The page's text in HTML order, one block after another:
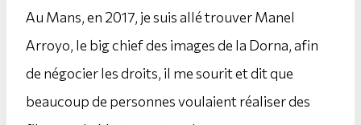
Au Mans, en 2017, je suis allé trouver Manel
Arroyo, le big chief des images de la Dorna, afin
de négocier les droits, il me sourit et dit que
beaucoup de personnes voulaient réaliser des